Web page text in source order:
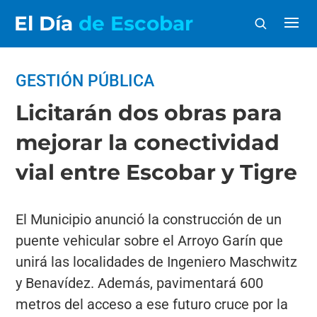
El Día de Escobar
GESTIÓN PÚBLICA
Licitarán dos obras para
mejorar la conectividad
vial entre Escobar y Tigre
El Municipio anunció la construcción de un
puente vehicular sobre el Arroyo Garín que
unirá las localidades de Ingeniero Maschwitz
y Benavídez. Además, pavimentará 600
metros del acceso a ese futuro cruce por la